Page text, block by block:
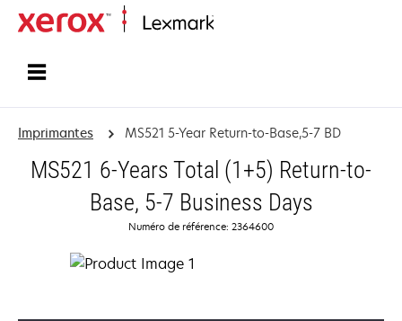
Imprimantes MS521 5-Year Return-to-Base,5-7 BD
MS521 6-Years Total (1+5) Return-to-
Base, 5-7 Business Days
Numéro de référence: 2364600